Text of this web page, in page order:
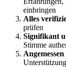
einbringen
Alles
prüfen
Signifikant
Stimme